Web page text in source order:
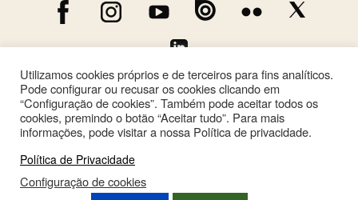
Utilizamos cookies próprios e de terceiros para fins analíticos.
Pode configurar ou recusar os cookies clicando em
“Configuração de cookies”. Também pode aceitar todos os
cookies, premindo o botão “Aceitar tudo”. Para mais
informações, pode visitar a nossa Política de privacidade.
Política de Privacidade
Configuração de cookies